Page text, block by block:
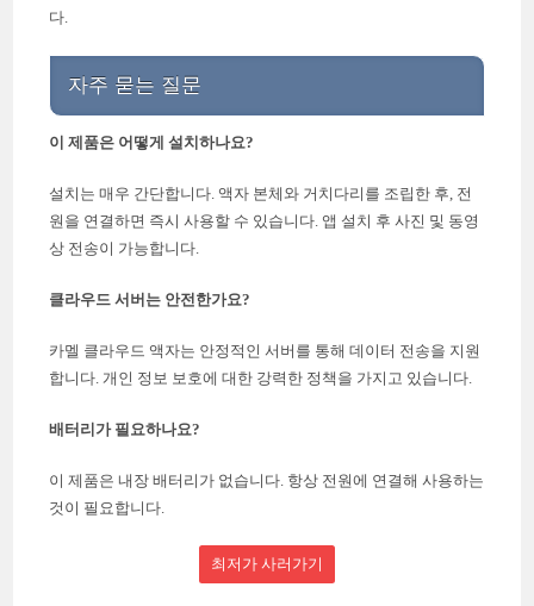
다.
자주 묻는 질문
이 제품은 어떻게 설치하나요?
설치는 매우 간단합니다. 액자 본체와 거치다리를 조립한 후, 전
원을 연결하면 즉시 사용할 수 있습니다. 앱 설치 후 사진 및 동영
상 전송이 가능합니다.
클라우드 서버는 안전한가요?
카멜 클라우드 액자는 안정적인 서버를 통해 데이터 전송을 지원
합니다. 개인 정보 보호에 대한 강력한 정책을 가지고 있습니다.
배터리가 필요하나요?
이 제품은 내장 배터리가 없습니다. 항상 전원에 연결해 사용하는
것이 필요합니다.
최저가 사러가기